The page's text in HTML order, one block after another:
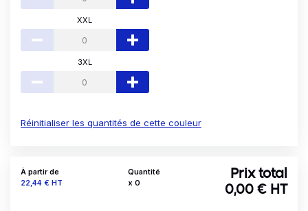
XXL
3XL
Réinitialiser les quantités de cette couleur
À partir de
Prix
22,44 € HT
Quantité
x 0
Prix total
0,00 € HT